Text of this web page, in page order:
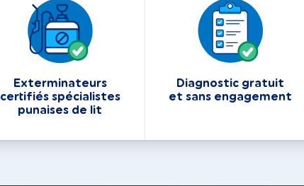
Exterminateurs
certifiés spécialistes
punaises de lit
Diagnostic gratuit
et sans engagement